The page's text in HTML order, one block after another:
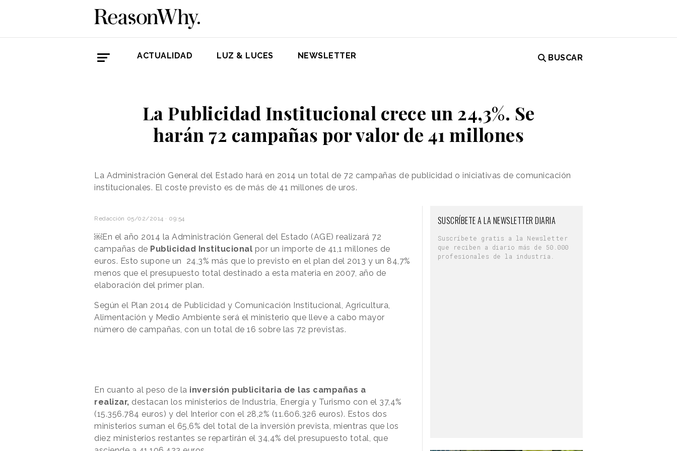
ACTUALIDAD LUZ & LUCES NEWSLETTER BUSCAR
La Publicidad Institucional crece un 24,3%. Se
harán 72 campañas por valor de 41 millones
La Administración General del Estado hará en 2014 un total de 72 campañas de publicidad o iniciativas de comunicación
institucionales. El coste previsto es de más de 41 millones de uros.
Redacción 05/02/2014 · 09:54
￼En el año 2014 la Administración General del Estado (AGE) realizará 72
campañas de Publicidad Institucional por un importe de 41,1 millones de
euros. Esto supone un 24,3% más que lo previsto en el plan del 2013 y un 84,7%
menos que el presupuesto total destinado a esta materia en 2007, año de
elaboración del primer plan.
Según el Plan 2014 de Publicidad y Comunicación Institucional, Agricultura,
Alimentación y Medio Ambiente será el ministerio que lleve a cabo mayor
número de campañas, con un total de 16 sobre las 72 previstas.
En cuanto al peso de la inversión publicitaria de las campañas a
realizar, destacan los ministerios de Industria, Energía y Turismo con el 37, 4%
(15.356.784 euros) y del Interior con el 28, 2% (11.606.326 euros). Estos dos
ministerios suman el 65, 6% del total de la inversión prevista, mientras que los
diez ministerios restantes se repartirán el 34, 4% del presupuesto total, que
SUSCRÍBETE A LA NEWSLETTER DIARIA
Suscríbete gratis a la Newsletter
que reciben a diario más de 50.000
profesionales de la industria.